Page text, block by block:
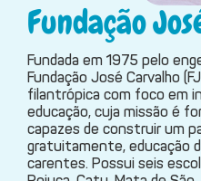
Fundação
Fundada em 1975 pelo
Fundação José Carvalho
filantrópica com foco em
educação, cuja missão é
capazes de construir um
gratuitamente, educação
carentes. Possui seis